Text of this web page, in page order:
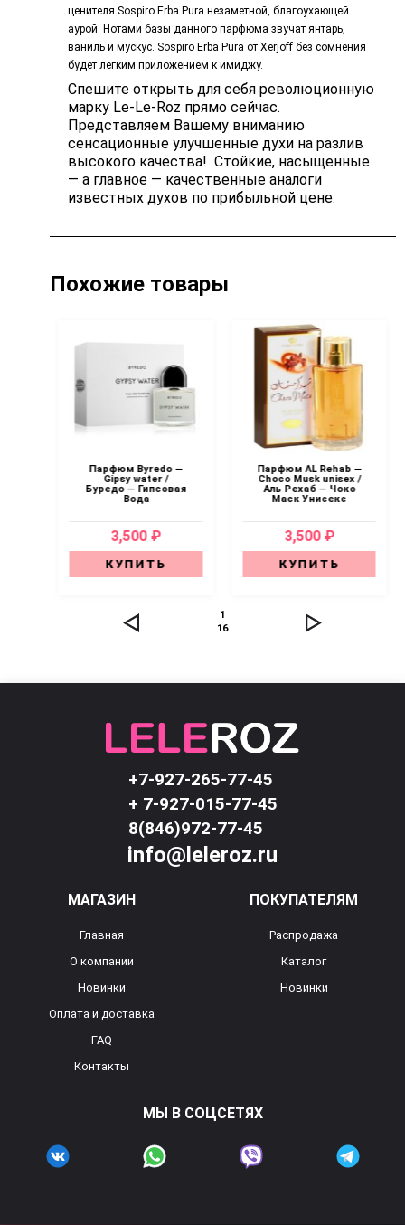
ценителя Sospiro Erba Pura незаметной, благоухающей
аурой. Нотами базы данного парфюма звучат янтарь,
ваниль и мускус. Sospiro Erba Pura от Xerjoff без сомнения
будет легким приложением к имиджу.
Спешите открыть для себя революционную
марку Le-Le-Roz прямо сейчас.
Представляем Вашему вниманию
сенсационные улучшенные духи на разлив
высокого качества! Стойкие, насыщенные
— а главное — качественные аналоги
известных духов по прибыльной цене.
Похожие товары
Парфюм Byredo —
Gipsy water /
Буредо — Гипсовая
Вода
3,500 ₽
КУПИТЬ
Парфюм AL Rehab —
Choco Musk unisex /
Аль Рехаб — Чоко
Маск Унисекс
3,500 ₽
КУПИТЬ
1
16
+7-927-265-77-45
+ 7-927-015-77-45
8(846)972-77-45
info@leleroz.ru
МАГАЗИН
Главная
О компании
Новинки
Оплата и доставка
FAQ
Контакты
ПОКУПАТЕЛЯМ
Распродажа
Каталог
Новинки
МЫ В СОЦСЕТЯХ